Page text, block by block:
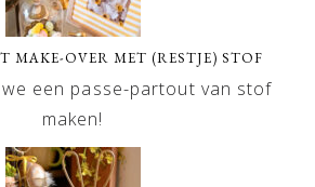
MAKE-OVER MET (RESTJE) STOF
een passe-partout van stof
maken!